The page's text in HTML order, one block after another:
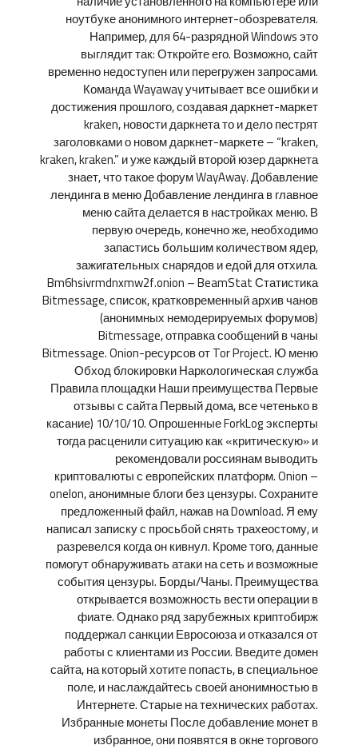
ноутбуке анонимного интернет-обозревателя.
Например, для 64-разрядной Windows это
выглядит так: Откройте его. Возможно, сайт
временно недоступен или перегружен запросами.
Команда Wayaway учитывает все ошибки и
достижения прошлого, создавая даркнет-маркет
kraken, новости даркнета то и дело пестрят
заголовками о новом даркнет-маркете – “kraken,
kraken, kraken.” и уже каждый второй юзер даркнета
знает, что такое форум WayAway. Добавление
лендинга в меню Добавление лендинга в главное
меню сайта делается в настройках меню. В
первую очередь, конечно же, необходимо
запастись большим количеством ядер,
зажигательных снарядов и едой для отхила.
Bm6hsivrmdnxmw2f.onion – BeamStat Статистика
Bitmessage, список, кратковременный архив чанов
(анонимных немодерируемых форумов)
Bitmessage, отправка сообщений в чаны
Bitmessage. Onion-ресурсов от Tor Project. Ю меню
Обход блокировки Наркологическая служба
Правила площадки Наши преимущества Первые
отзывы с сайта Первый дома, все четенько в
касание) 10/10/10. Опрошенные ForkLog эксперты
тогда расценили ситуацию как «критическую» и
рекомендовали россиянам выводить
криптовалюты с европейских платформ. Onion –
onelon, анонимные блоги без цензуры. Сохраните
предложенный файл, нажав на Download. Я ему
написал записку с просьбой снять трахеостому, и
разревелся когда он кивнул. Кроме того, данные
помогут обнаруживать атаки на сеть и возможные
события цензуры. Борды/Чаны. Преимущества
открывается возможность вести операции в
фиате. Однако ряд зарубежных криптобирж
поддержал санкции Евросоюза и отказался от
работы с клиентами из России. Введите домен
сайта, на который хотите попасть, в специальное
поле, и наслаждайтесь своей анонимностью в
Интернете. Старые на технических работах.
Избранные монеты После добавление монет в
избранное, они появятся в окне торгового